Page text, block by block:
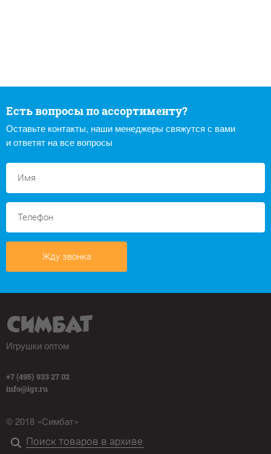
Есть вопросы по ассортименту?
Оставьте контакты, наши менеджеры свяжутся с вами
и ответят на все вопросы
Жду звонка
Игрушки оптом
+7 (495) 933 27 02
info@igr.ru
© 2018 «Симбат»